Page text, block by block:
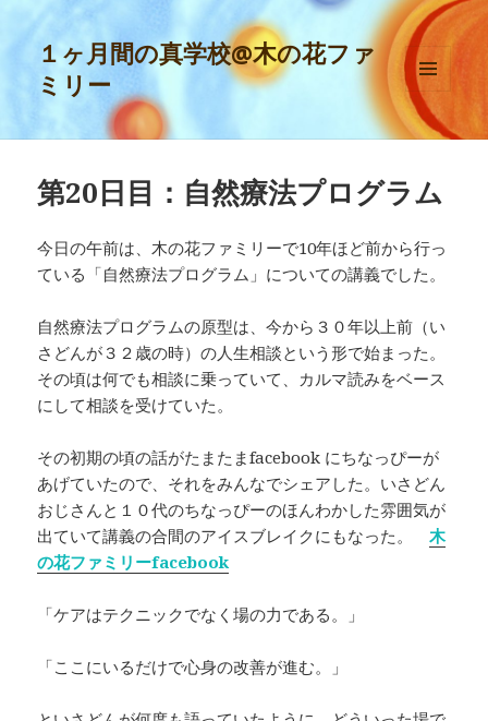
１ヶ月間の真学校@木の花ファ
ミリー
メニュ
ーとウ
ィジェ
第20日目：自然療法プログラム
今日の午前は、木の花ファミリーで10年ほど前から行っ
ている「自然療法プログラム」についての講義でした。
自然療法プログラムの原型は、今から３０年以上前（い
さどんが３２歳の時）の人生相談という形で始まった。
その頃は何でも相談に乗っていて、カルマ読みをベース
にして相談を受けていた。
その初期の頃の話がたまたまfacebook にちなっぴーが
あげていたので、それをみんなでシェアした。いさどん
おじさんと１０代のちなっぴーのほんわかした雰囲気が
出ていて講義の合間のアイスブレイクにもなった。木
の花ファミリーfacebook
「ケアはテクニックでなく場の力である。」
「ここにいるだけで心身の改善が進む。」